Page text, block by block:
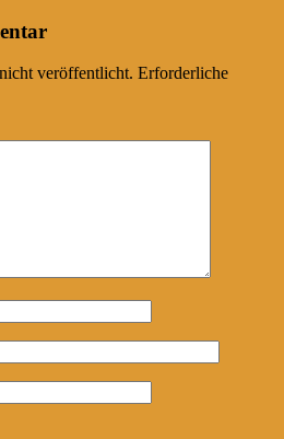
veröffentlicht. Erforderliche